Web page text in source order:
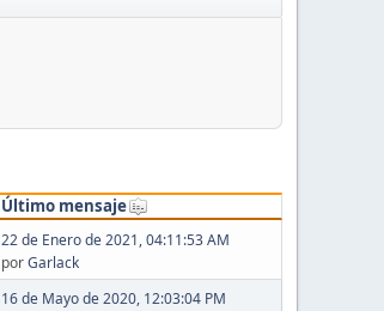
Último mensaje
22 de Enero de 2021, 04:11:53 AM
porGarlack
16 de Mayo de 2020, 12:03:04 PM